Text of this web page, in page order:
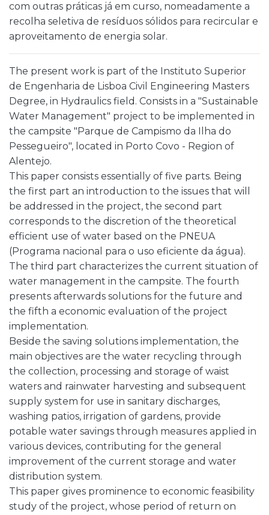
com outras práticas já em curso, nomeadamente a
recolha seletiva de resíduos sólidos para recircular e
aproveitamento de energia solar.
The present work is part of the Instituto Superior
de Engenharia de Lisboa Civil Engineering Masters
Degree, in Hydraulics field. Consists in a "Sustainable
Water Management" project to be implemented in
the campsite "Parque de Campismo da Ilha do
Pessegueiro", located in Porto Covo - Region of
Alentejo.
This paper consists essentially of five parts. Being
the first part an introduction to the issues that will
be addressed in the project, the second part
corresponds to the discretion of the theoretical
efficient use of water based on the PNEUA
(Programa nacional para o uso eficiente da água).
The third part characterizes the current situation of
water management in the campsite. The fourth
presents afterwards solutions for the future and
the fifth a economic evaluation of the project
implementation.
Beside the saving solutions implementation, the
main objectives are the water recycling through
the collection, processing and storage of waist
waters and rainwater harvesting and subsequent
supply system for use in sanitary discharges,
washing patios, irrigation of gardens, provide
potable water savings through measures applied in
various devices, contributing for the general
improvement of the current storage and water
distribution system.
This paper gives prominence to economic feasibility
study of the project, whose period of return on